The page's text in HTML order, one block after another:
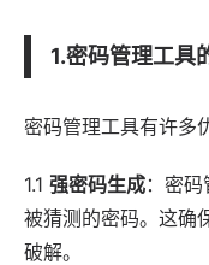
1.密码管理工具
密码管理工具有许多
1.1 强密码生成：密
被猜测的密码。这确
破解。